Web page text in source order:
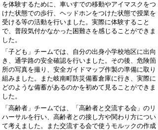
を体験するために、車いすでの移動やアイマスクをつ
けた状態での歩行、ヘッドホンをつけた状態で授業を
受ける等の活動を行いました。実際に体験すること
で、普段気付かなかった困難さを感じることができま
した。
「子ども」チームでは、自分の出身小学校地区に出向
き、通学路の安全確認を行いました。その後、危険箇
所の写真を撮り、安全ガイドマップ作製の準備に取り
組みました。また岐南町防災備蓄倉庫に行き、実際に
どのような備蓄があるのかを初めて見ることができま
した。
「高齢者」チームでは、「高齢者と交流する会」のリ
ハーサルを行い、高齢者との接し方や関わり方につい
て考えました。また交流する会で使うモルックの作成